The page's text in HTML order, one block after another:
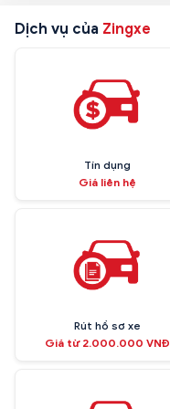
Dịch vụ của Zingxe
Tín dụng
Giá liên hệ
Rút hồ sơ xe
Giá từ 2.000.000 VNĐ